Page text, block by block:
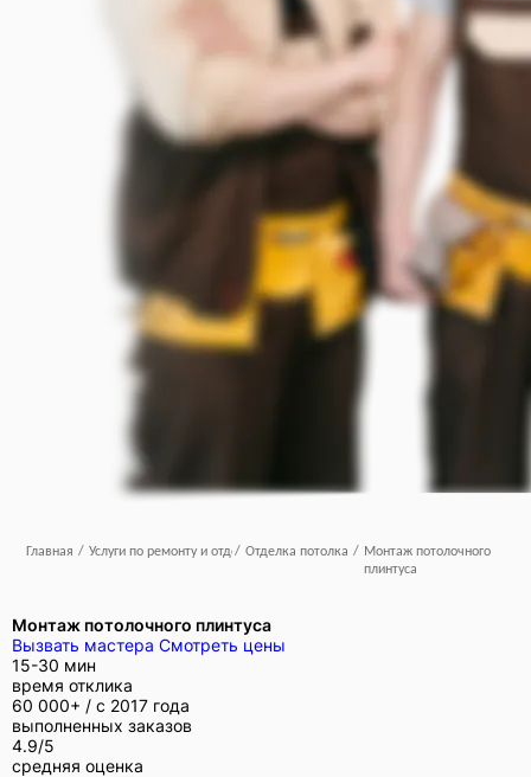
Главная / Услуги по ремонту и отделке
/ Отделка потолка / Монтаж потолочного
плинтуса
Монтаж потолочного плинтуса
Вызвать мастера Смотреть цены
15-30 мин
время отклика
60 000+ / с 2017 года
выполненных заказов
4.9/5
средняя оценка
Заказать
обработки данных